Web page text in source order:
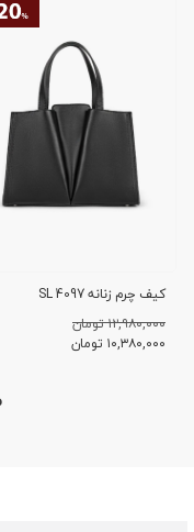
کیف چرم زنانه SL 4097
۱۲,۹۸۰,۰۰۰ تومان
۱۰,۳۸۰,۰۰۰ تومان